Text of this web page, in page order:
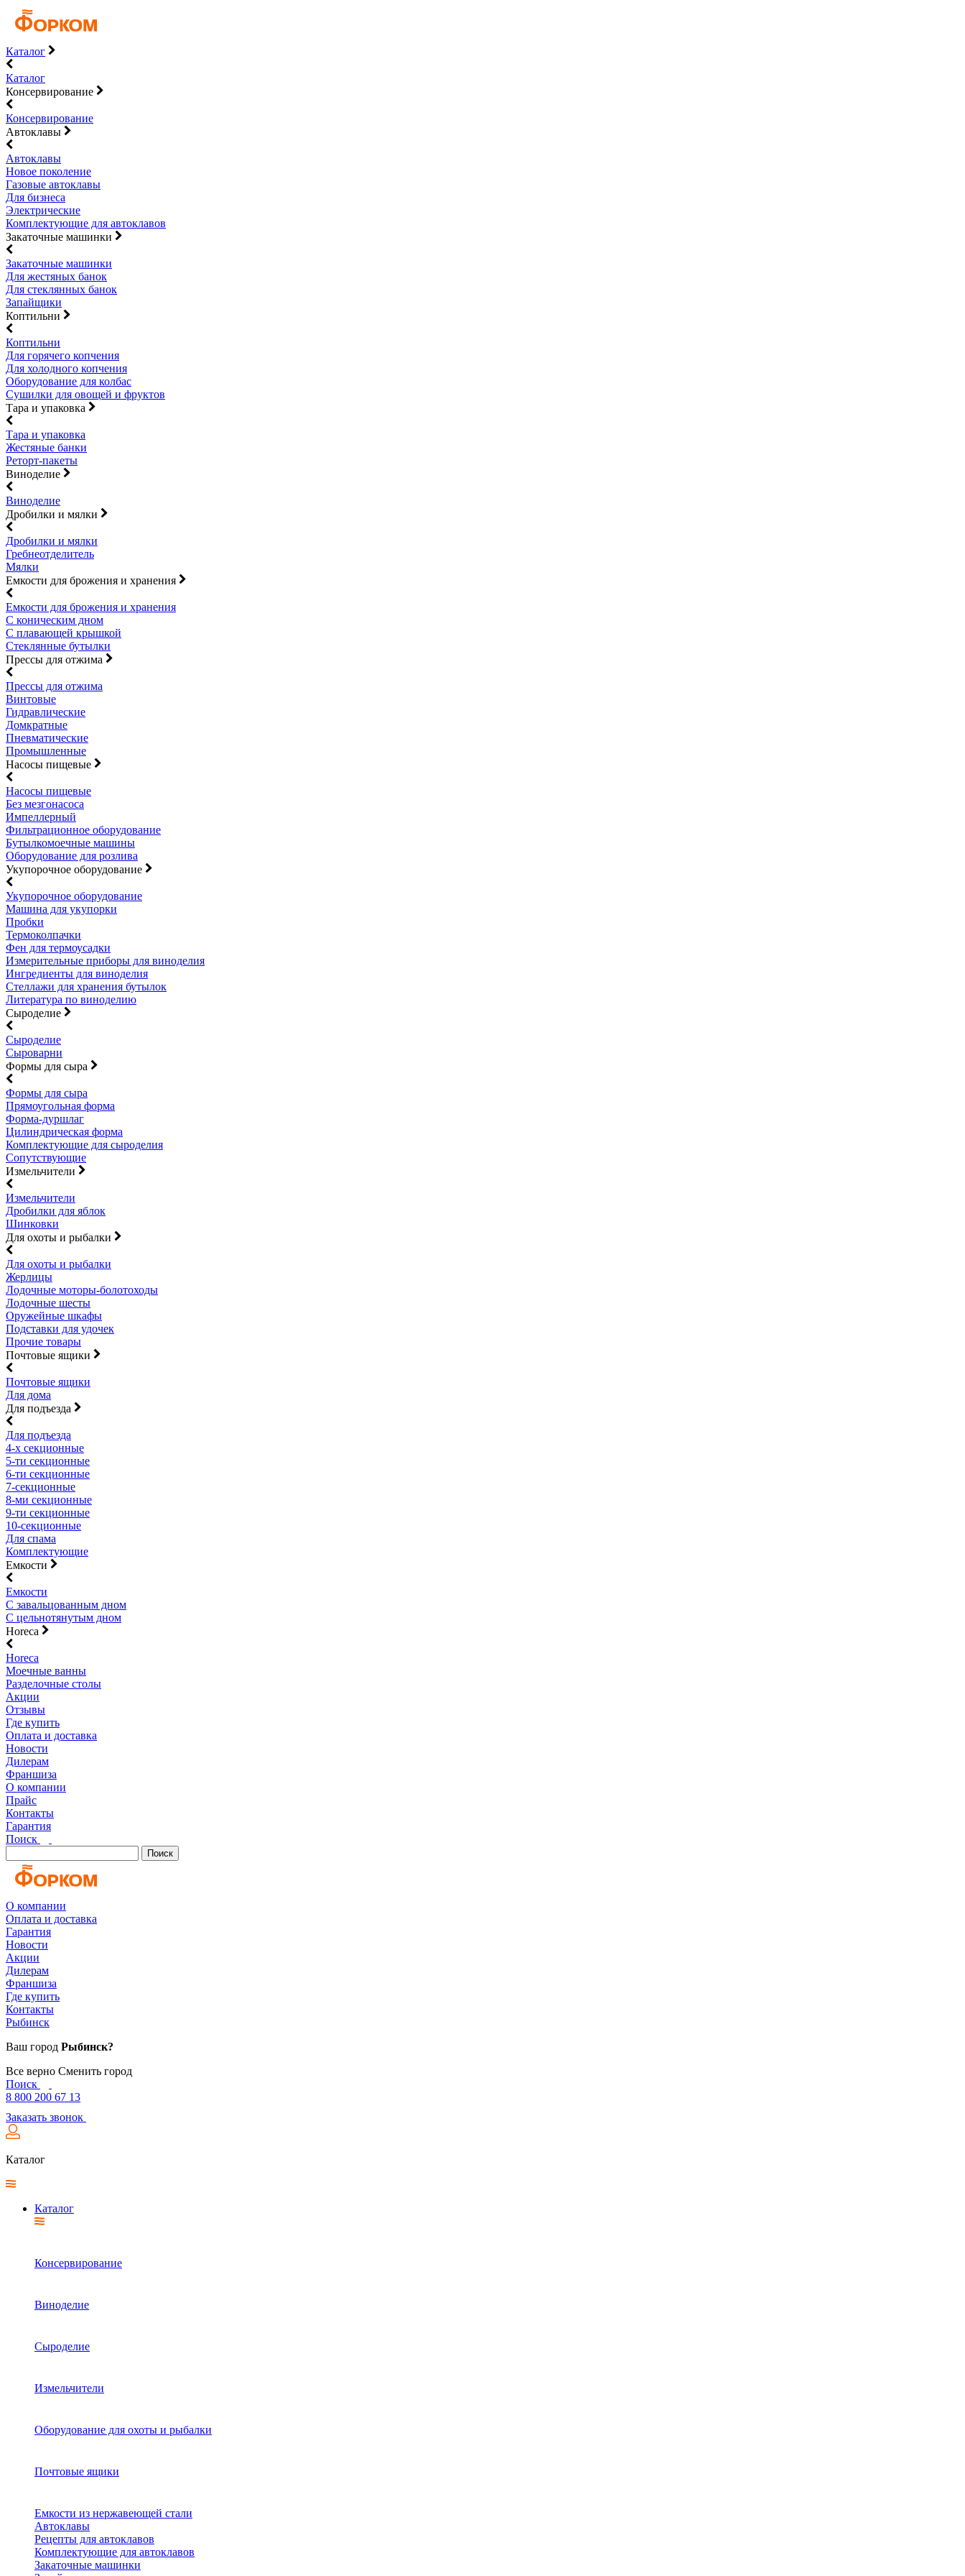
Каталог
Каталог
Консервирование
Консервирование
Автоклавы
Автоклавы
Новое поколение
Газовые автоклавы
Для бизнеса
Электрические
Комплектующие для автоклавов
Закаточные машинки
Закаточные машинки
Для жестяных банок
Для стеклянных банок
Запайщики
Коптильни
Коптильни
Для горячего копчения
Для холодного копчения
Оборудование для колбас
Сушилки для овощей и фруктов
Тара и упаковка
Тара и упаковка
Жестяные банки
Реторт-пакеты
Виноделие
Виноделие
Дробилки и мялки
Дробилки и мялки
Гребнеотделитель
Мялки
Емкости для брожения и хранения
Емкости для брожения и хранения
С коническим дном
С плавающей крышкой
Стеклянные бутылки
Прессы для отжима
Прессы для отжима
Винтовые
Гидравлические
Домкратные
Пневматические
Промышленные
Насосы пищевые
Насосы пищевые
Без мезгонасоса
Импеллерный
Фильтрационное оборудование
Бутылкомоечные машины
Оборудование для розлива
Укупорочное оборудование
Укупорочное оборудование
Машина для укупорки
Пробки
Термоколпачки
Фен для термоусадки
Измерительные приборы для виноделия
Ингредиенты для виноделия
Стеллажи для хранения бутылок
Литература по виноделию
Сыроделие
Сыроделие
Сыроварни
Формы для сыра
Формы для сыра
Прямоугольная форма
Форма-дуршлаг
Цилиндрическая форма
Комплектующие для сыроделия
Сопутствующие
Измельчители
Измельчители
Дробилки для яблок
Шинковки
Для охоты и рыбалки
Для охоты и рыбалки
Жерлицы
Лодочные моторы-болотоходы
Лодочные шесты
Оружейные шкафы
Подставки для удочек
Прочие товары
Почтовые ящики
Почтовые ящики
Для дома
Для подъезда
Для подъезда
4-х секционные
5-ти секционные
6-ти секционные
7-секционные
8-ми секционные
9-ти секционные
10-секционные
Для спама
Комплектующие
Емкости
Емкости
С завальцованным дном
С цельнотянутым дном
Horeca
Horeca
Моечные ванны
Разделочные столы
Акции
Отзывы
Где купить
Оплата и доставка
Новости
Дилерам
Франшиза
О компании
Прайс
Контакты
Гарантия
Поиск
Поиск
О компании
Оплата и доставка
Гарантия
Новости
Акции
Дилерам
Франшиза
Где купить
Контакты
Рыбинск
Ваш город Рыбинск?
Все верно Сменить город
Поиск
8 800 200 67 13
Заказать звонок
Каталог
Каталог
Консервирование
Виноделие
Сыроделие
Измельчители
Оборудование для охоты и рыбалки
Почтовые ящики
Емкости из нержавеющей стали
Автоклавы
Рецепты для автоклавов
Комплектующие для автоклавов
Закаточные машинки